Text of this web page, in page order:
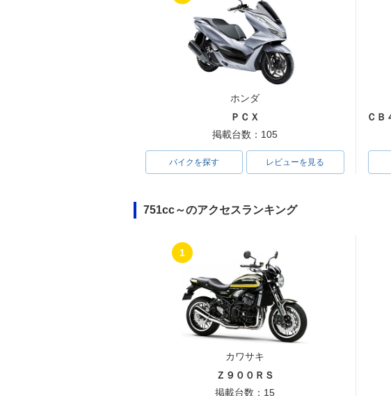
ホンダ
ＰＣＸ
掲載台数：105
バイクを探す レビューを見る
751cc～のアクセスランキング
1
カワサキ
Ｚ９００ＲＳ
掲載台数：15